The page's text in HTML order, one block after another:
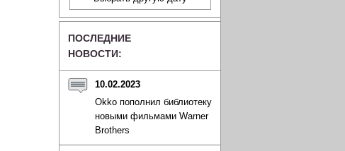
ПОСЛЕДНИЕ
НОВОСТИ:
10.02.2023
Okko пополнил библиотеку
новыми фильмами Warner
Brothers